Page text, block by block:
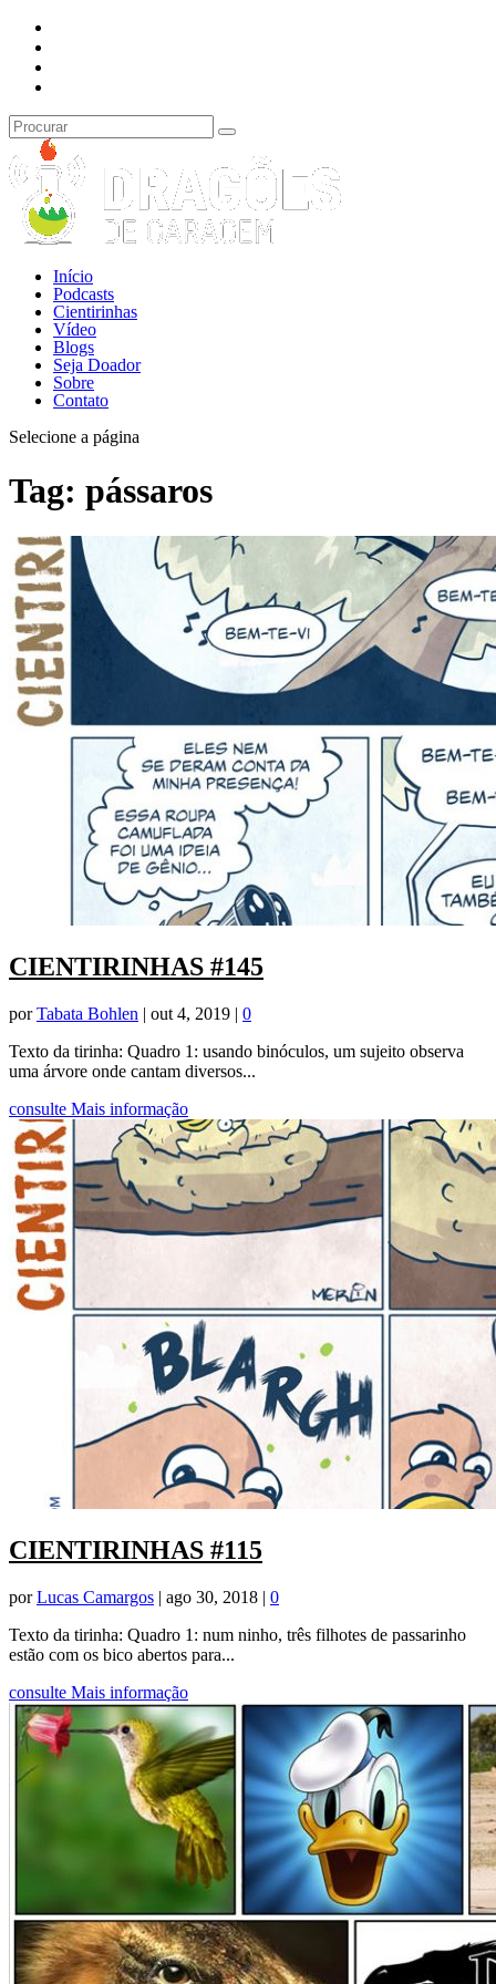
Início
Podcasts
Cientirinhas
Vídeo
Blogs
Seja Doador
Sobre
Contato
Selecione a página
Tag: pássaros
CIENTIRINHAS #145
porTabata Bohlen | out 4, 2019 | 0
Texto da tirinha: Quadro 1: usando binóculos, um sujeito observa
uma árvore onde cantam diversos...
consulte Mais informação
CIENTIRINHAS #115
porLucas Camargos | ago 30, 2018 | 0
Texto da tirinha: Quadro 1: num ninho, três filhotes de passarinho
estão com os bico abertos para...
consulte Mais informação